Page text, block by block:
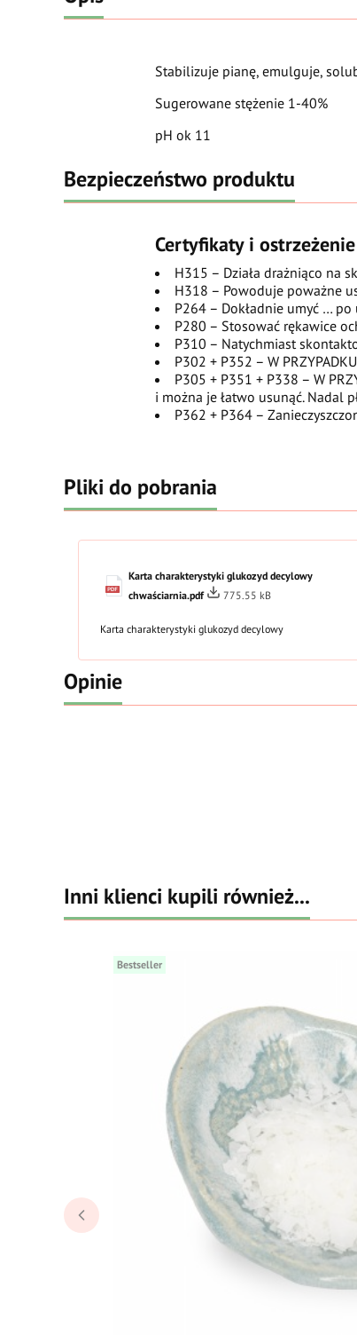
Stabilizuje pianę, emulguje,
Sugerowane stężenie 1-40%
pH ok 11
Bezpieczeństwo produktu
Certyfikaty i
H315 – Działa drażniąco na
H318 – Powoduje poważne
P264 – Dokładnie umyć … po
P280 – Stosować rękawice
P310 – Natychmiast
P302 + P352 – W
P305 + P351 + P338 – W
i można je łatwo usunąć. Nadal
P362 + P364 –
Pliki do pobrania
Karta charakterystyki glukozyd decylowy
chwaściarnia.pdf
775.55 kB
Karta charakterystyki glukozyd decylowy
Opinie
Inni klienci kupili również...
Bestseller